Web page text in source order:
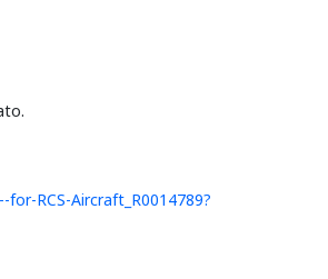
RCS-Aircraft_R0014789?